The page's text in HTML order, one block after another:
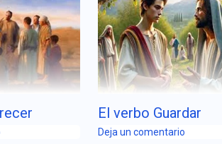
El verbo Guardar
Deja un comentario